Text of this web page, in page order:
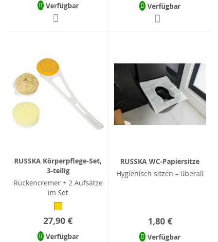
Verfügbar Verfügbar
RUSSKA Körperpflege-Set,
3-teilig
Rückencremer + 2 Aufsätze
im Set
27,90 €
Verfügbar
RUSSKA WC-Papiersitze
Hygienisch sitzen – überall
1,80 €
Verfügbar